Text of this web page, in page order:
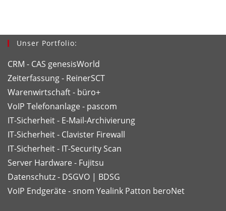
Unser Portfolio:
CRM - CAS genesisWorld
Zeiterfassung - ReinerSCT
Warenwirtschaft - büro+
VoIP Telefonanlage - pascom
IT-Sicherheit - E-Mail-Archivierung
IT-Sicherheit - Clavister Firewall
IT-Sicherheit - IT-Security Scan
Server Hardware - Fujitsu
Datenschutz - DSGVO | BDSG
VoIP Endgeräte - snom Yealink Patton beroNet